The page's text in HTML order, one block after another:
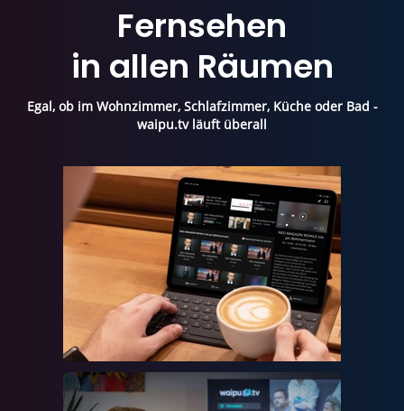
Fernsehen
in allen Räumen
Egal, ob im Wohnzimmer, Schlafzimmer, Küche oder Bad -
waipu.tv läuft überall